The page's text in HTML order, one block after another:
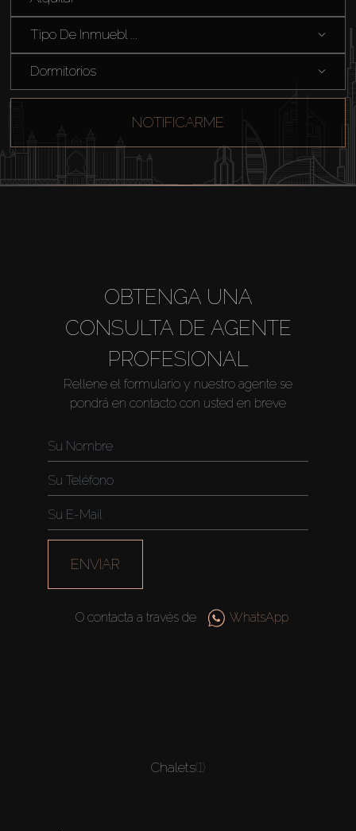
Sobre Plano
Agentes
Tipo De Inmuebl ...
Dormitorios
NOTIFICARME
OBTENGA UNA
CONSULTA DE AGENTE
PROFESIONAL
Rellene el formulario y nuestro agente se
pondrá en contacto con usted en breve
ENVIAR
O contacta a través de WhatsApp
Chalets(1)